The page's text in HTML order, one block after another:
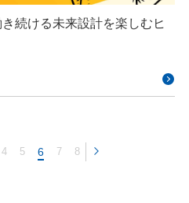
続ける未来設計を楽しむヒ
4 5 6 7 8